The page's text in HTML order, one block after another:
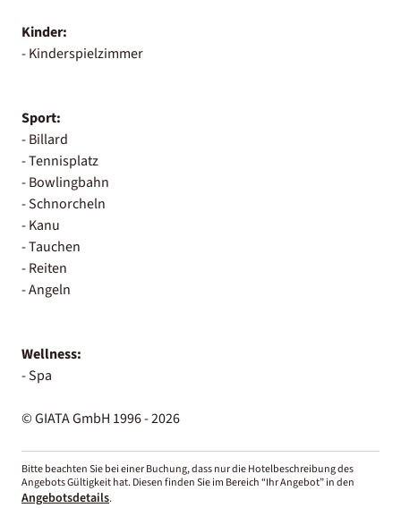
Kinder:
- Kinderspielzimmer
Sport:
- Billard
- Tennisplatz
- Bowlingbahn
- Schnorcheln
- Kanu
- Tauchen
- Reiten
- Angeln
Wellness:
- Spa
© GIATA GmbH 1996 - 2026
Bitte beachten Sie bei einer Buchung, dass nur die Hotelbeschreibung des
Angebots Gültigkeit hat. Diesen finden Sie im Bereich “Ihr Angebot” in den
Angebotsdetails.